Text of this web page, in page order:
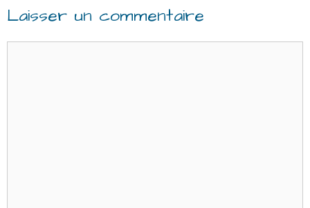
Laisser un commentaire